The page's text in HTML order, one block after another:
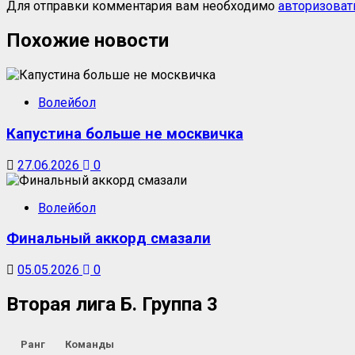
Для отправки комментария вам необходимо
Похожие новости
Волейбол
Капустина больше не москвичка
27.06.2026 0
Волейбол
Финальный аккорд смазали
05.05.2026 0
Вторая лига Б. Группа 3
Ранг Команды